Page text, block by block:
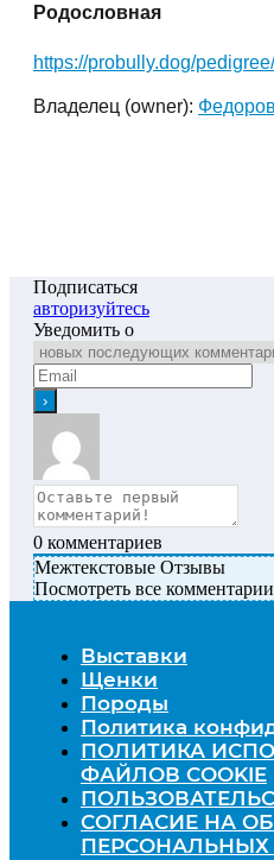
Родословная
https://probully.dog/
Владелец (owner):
Подписаться
авторизуйтесь
Уведомить о
0 комментариев
Межтекстовые Отзывы
Посмотреть все комментарии
Выставки
Щенки
Породы
Политика
ПОЛИТИКА
ФАЙЛОВ COOKIE
СОГЛАСИЕ НА